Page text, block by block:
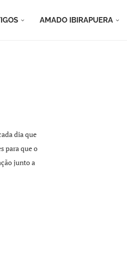
AMADO IBIRAPUERA
dia que
para que o
junto a